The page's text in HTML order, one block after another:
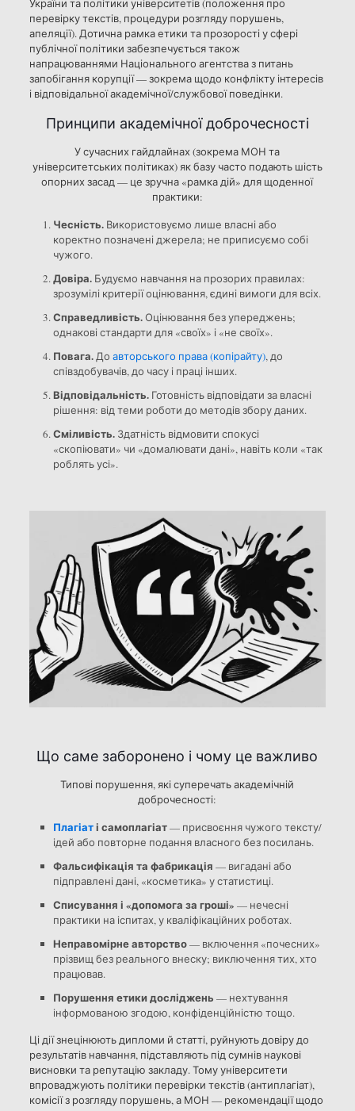
України та політики університетів (положення про
перевірку текстів, процедури розгляду порушень,
апеляції). Дотична рамка етики та прозорості у сфері
публічної політики забезпечується також
напрацюваннями Національного агентства з питань
запобігання корупції — зокрема щодо конфлікту інтересів
і відповідальної академічної/службової поведінки.
Принципи академічної доброчесності
У сучасних гайдлайнах (зокрема МОН та
університетських політиках) як базу часто подають шість
опорних засад — це зручна «рамка дій» для щоденної
практики:
Чесність.Використовуємо лише власні або
коректно позначені джерела; не приписуємо собі
чужого.
Довіра.Будуємо навчання на прозорих правилах:
зрозумілі критерії оцінювання, єдині вимоги для всіх.
Справедливість.Оцінювання без упереджень;
однакові стандарти для «своїх» і «не своїх».
Повага.До авторського права (копірайту), до
співздобувачів, до часу і праці інших.
Відповідальність.Готовність відповідати за власні
рішення: від теми роботи до методів збору даних.
Сміливість.Здатність відмовити спокусі
«скопіювати» чи «домалювати дані», навіть коли «так
роблять усі».
Що саме заборонено і чому це важливо
Типові порушення, які суперечать академічній
доброчесності:
Плагіаті самоплагіат— присвоєння чужого тексту/
ідей або повторне подання власного без посилань.
Фальсифікація та фабрикація — вигадані або
підправлені дані, «косметика» у статистиці.
Списування і «допомога за гроші» — нечесні
практики на іспитах, у кваліфікаційних роботах.
Неправомірне авторство— включення «почесних»
прізвищ без реального внеску; виключення тих, хто
працював.
Порушення етики досліджень — нехтування
інформованою згодою, конфіденційністю тощо.
Ці дії знецінюють дипломи й статті, руйнують довіру до
результатів навчання, підставляють під сумнів наукові
висновки та репутацію закладу. Тому університети
впроваджують політики перевірки текстів (антиплагіат),
комісії з розгляду порушень, а МОН — рекомендації щодо